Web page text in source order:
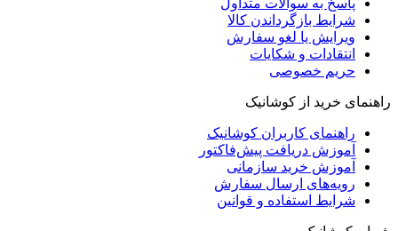
پاسخ به سوالات متداول
شرایط بازگرداندن کالا
ویرایش یا لغو سفارش
انتقادات و شکایات
حریم خصوصی
راهنمای خرید از کوشانیک
راهنمای کاربران کوشانیک
آموزش دریافت پیش‌فاکتور
آموزش خرید سازمانی
رویه‌های ارسال سفارش
شرایط استفاده و قوانین